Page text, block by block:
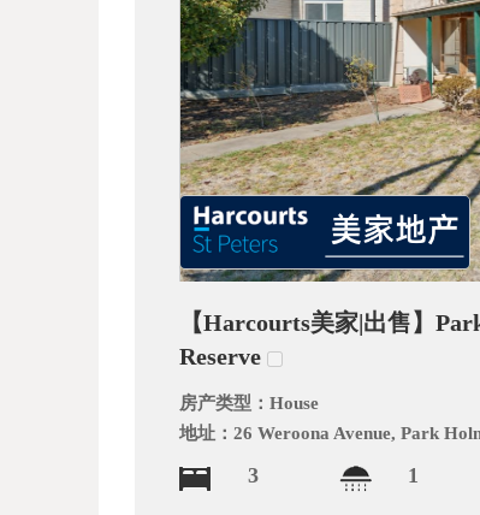
【Harcourts美家|出售】
Reserve
房产类型：House
地址：26 Weroona Avenue, Park
3 1